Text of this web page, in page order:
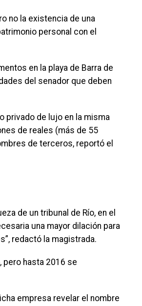
no la existencia de una
personal con el
en la playa de Barra de
del senador que deben
privado de lujo en la misma
de reales (más de 55
de terceros, reportó el
de un tribunal de Río, en el
una mayor dilación para
redactó la magistrada.
pero hasta 2016 se
empresa revelar el nombre